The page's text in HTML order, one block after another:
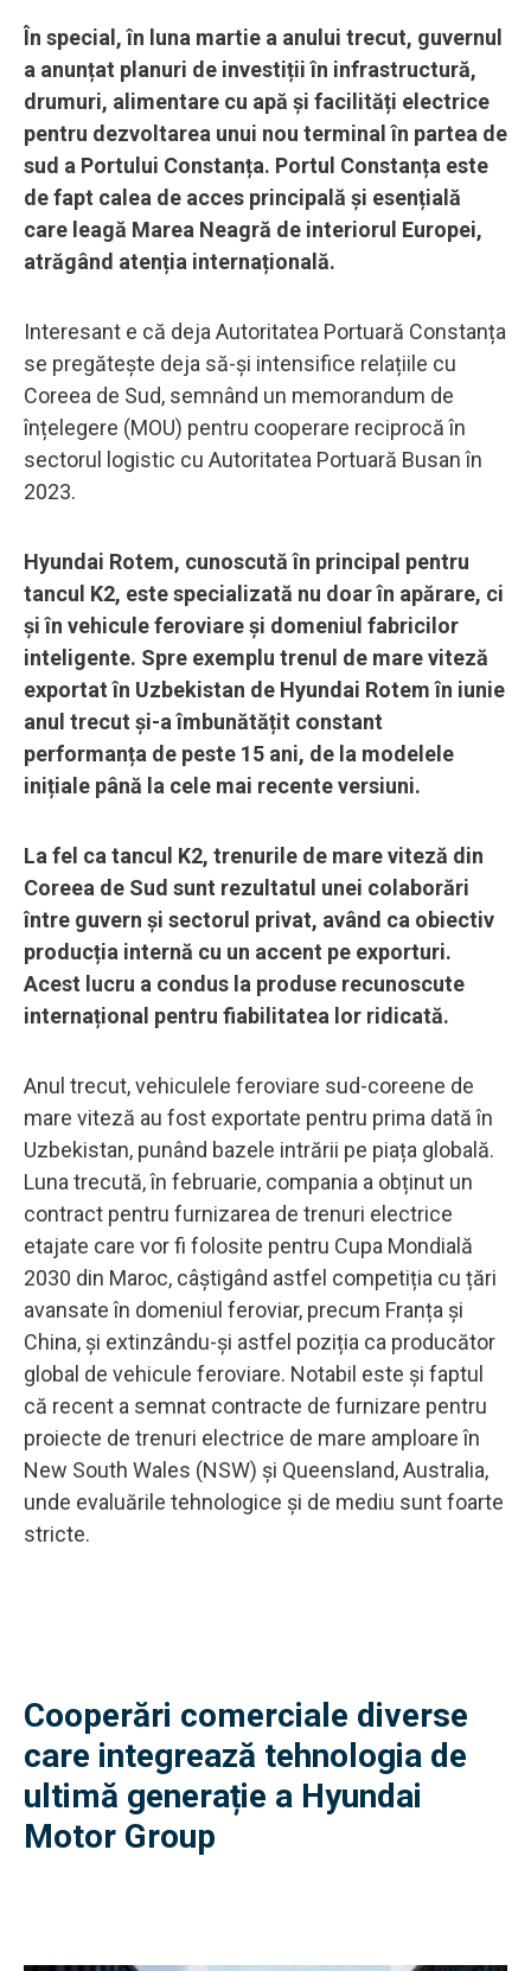
În special, în luna martie a anului trecut, guvernul
a anunțat planuri de investiții în infrastructură,
drumuri, alimentare cu apă și facilități electrice
pentru dezvoltarea unui nou terminal în partea de
sud a Portului Constanța. Portul Constanța este
de fapt calea de acces principală și esențială
care leagă Marea Neagră de interiorul Europei,
atrăgând atenția internațională.
Interesant e că deja Autoritatea Portuară Constanța
se pregătește deja să-și intensifice relațiile cu
Coreea de Sud, semnând un memorandum de
înțelegere (MOU) pentru cooperare reciprocă în
sectorul logistic cu Autoritatea Portuară Busan în
2023.
Hyundai Rotem, cunoscută în principal pentru
tancul K2, este specializată nu doar în apărare, ci
și în vehicule feroviare și domeniul fabricilor
inteligente. Spre exemplu trenul de mare viteză
exportat în Uzbekistan de Hyundai Rotem în iunie
anul trecut și-a îmbunătățit constant
performanța de peste 15 ani, de la modelele
inițiale până la cele mai recente versiuni.
La fel ca tancul K2, trenurile de mare viteză din
Coreea de Sud sunt rezultatul unei colaborări
între guvern și sectorul privat, având ca obiectiv
producția internă cu un accent pe exporturi.
Acest lucru a condus la produse recunoscute
internațional pentru fiabilitatea lor ridicată.
Anul trecut, vehiculele feroviare sud-coreene de
mare viteză au fost exportate pentru prima dată în
Uzbekistan, punând bazele intrării pe piața globală.
Luna trecută, în februarie, compania a obținut un
contract pentru furnizarea de trenuri electrice
etajate care vor fi folosite pentru Cupa Mondială
2030 din Maroc, câștigând astfel competiția cu țări
avansate în domeniul feroviar, precum Franța și
China, și extinzându-și astfel poziția ca producător
global de vehicule feroviare. Notabil este și faptul
că recent a semnat contracte de furnizare pentru
proiecte de trenuri electrice de mare amploare în
New South Wales (NSW) și Queensland, Australia,
unde evaluările tehnologice și de mediu sunt foarte
stricte.
Cooperări comerciale diverse
care integrează tehnologia de
ultimă generație a Hyundai
Motor Group